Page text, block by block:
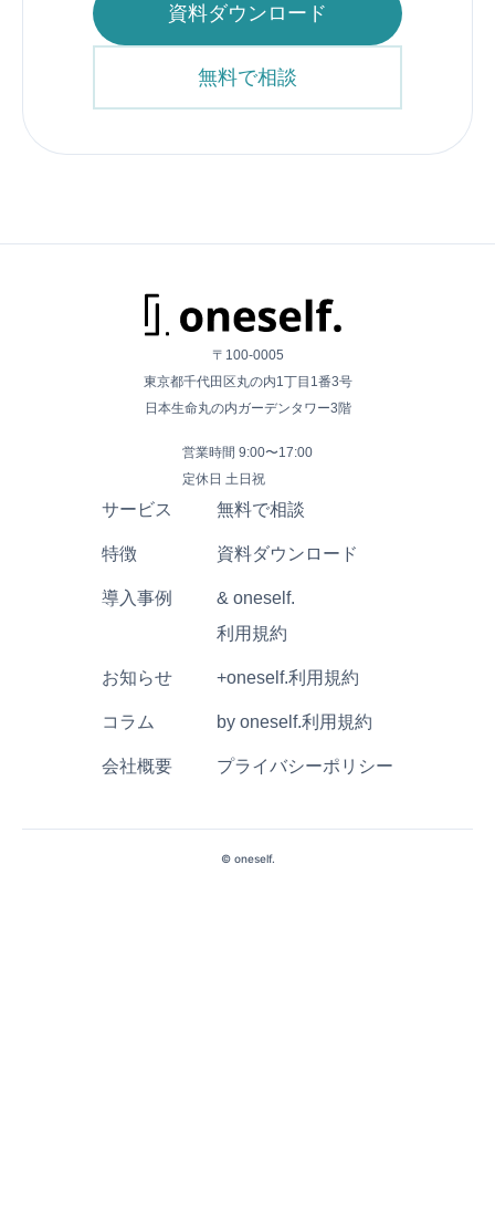
資料ダウンロード
無料で相談
〒100-0005
東京都千代田区丸の内1丁目1番3号
日本生命丸の内ガーデンタワー3階
営業時間 9:00〜17:00
定休日 土日祝
サービス
特徴
導入事例
お知らせ
コラム
会社概要
無料で相談
資料ダウンロード
& oneself.
利用規約
+oneself.利用規約
by oneself.利用規約
プライバシーポリシー
© oneself.